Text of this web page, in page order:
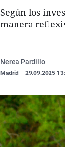
Según los
manera
Nerea Pardillo
Madrid 29.09.2025